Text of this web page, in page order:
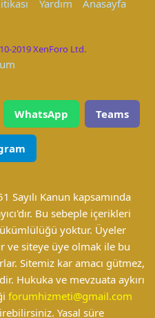
Yardım Anasayfa
2019 XenForo Ltd.
WhatsApp Teams
Sayılı Kanun kapsamında
Bu sebeple içerikleri
yoktur. Üyeler
ve siteye üye olmak ile bu
Sitemiz kar amacı gütmez,
Hukuka ve mevzuata aykırı
forumhizmeti@gmail.com
Yasal süre